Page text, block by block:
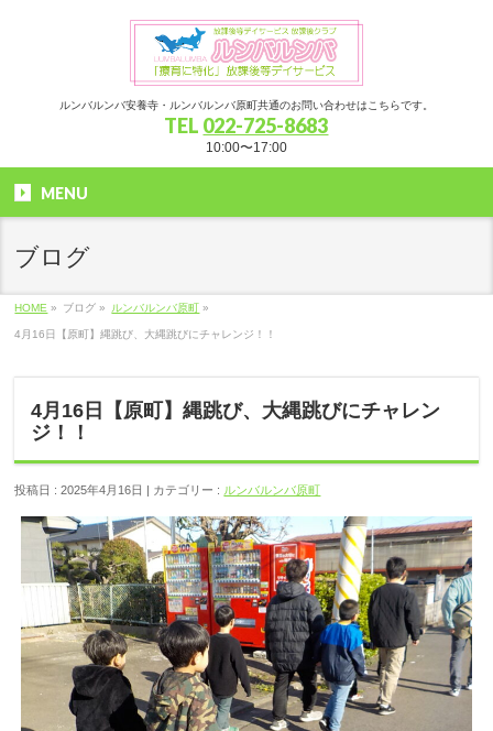
ルンバルンバ安養寺・ルンバルンバ原町共通のお問い合わせはこちらです。
TEL 022-725-8683
10:00〜17:00
MENU
ブログ
HOME » ブログ » ルンバルンバ原町 »
4月16日【原町】縄跳び、大縄跳びにチャレンジ！！
4月16日【原町】縄跳び、大縄跳びにチャレン
ジ！！
投稿日 : 2025年4月16日 | カテゴリー : ルンバルンバ原町